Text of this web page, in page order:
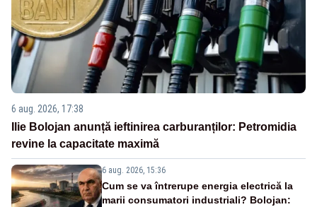
6 aug. 2026, 17:38
Ilie Bolojan anunță ieftinirea carburanților: Petromidia
revine la capacitate maximă
6 aug. 2026, 15:36
Cum se va întrerupe energia electrică la
marii consumatori industriali? Bolojan: